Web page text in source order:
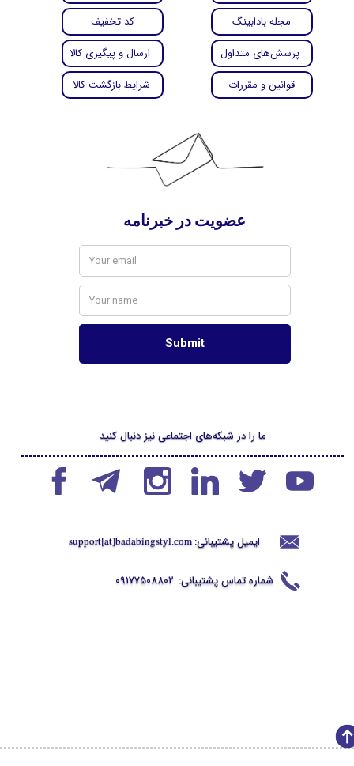
کد تخفیف
ارسال و پیگیری کالا
شرایط بازگشت کالا
مجله بادابینگ
پرسش‌های متداول
قوانین و مقررات
ایمیل پشتیبانی: support[at]badabingstyl.com
شماره تماس پشتیبانی: 09177508802
ما را در شبکه‌های اجتماعی نیز دنبال کنید